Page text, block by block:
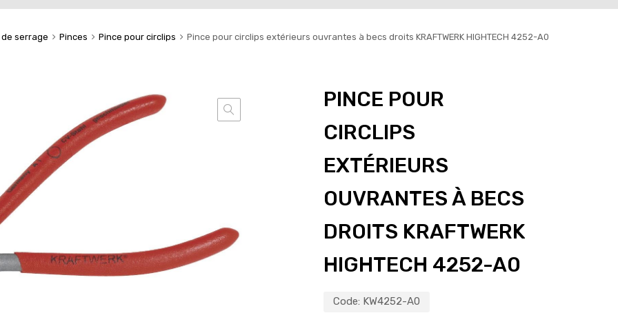
de serrage Pinces Pince pour circlips Pince pour circlips extérieurs ouvrantes à becs droits KRAFTWERK HIGHTECH 4252-A0
PINCE POUR
CIRCLIPS
EXTÉRIEURS
OUVRANTES À BECS
DROITS KRAFTWERK
HIGHTECH 4252-A0
Code: KW4252-A0